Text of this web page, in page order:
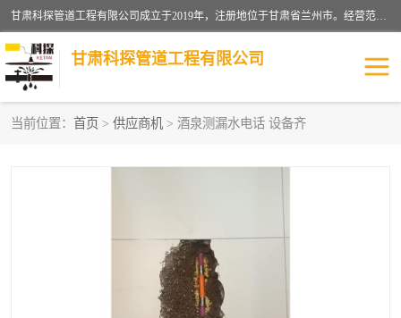
甘肃科探管道工程有限公司成立于2019年，注册地位于甘肃省兰州市。经营范围包括管道安装、清洗、疏通、维修、检测，防水工程，工程钻孔，化粪池清理，暖气安装，给排水管道安装维修，室内外管道如消防、供水、供热管道漏水检测定位，室内外防水堵漏等。
甘肃科探管道工程有限公司
当前位置： 首页 > 供应商机 > 酒泉测漏水电话 设备齐
供热管道漏水 排水管道漏水
管道疏通